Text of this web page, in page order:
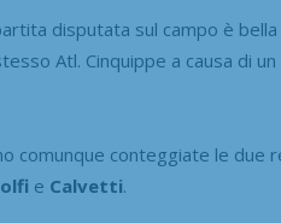
disputata sul campo è
Atl. Cinquippe a causa di
comunque conteggiate le due
e Calvetti.